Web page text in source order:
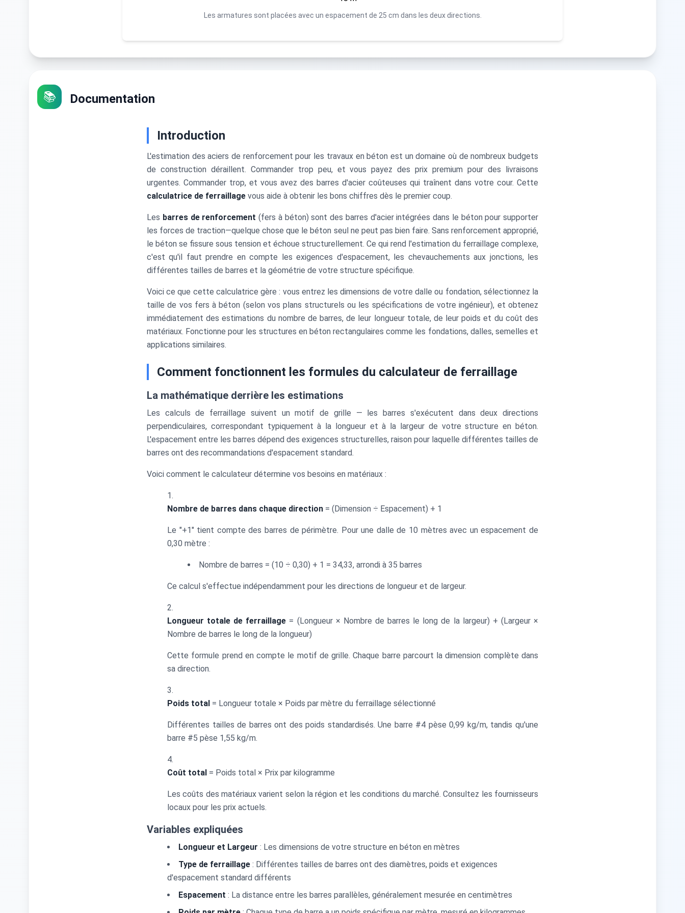
Les armatures sont placées avec un espacement de 25 cm dans les deux directions.
📚 Documentation
Introduction
L'estimation des aciers de renforcement pour les travaux en béton est un domaine où de nombreux budgets
de construction déraillent. Commander trop peu, et vous payez des prix premium pour des livraisons
urgentes. Commander trop, et vous avez des barres d'acier coûteuses qui traînent dans votre cour. Cette
calculatrice de ferraillage vous aide à obtenir les bons chiffres dès le premier coup.
Les barres de renforcement (fers à béton) sont des barres d'acier intégrées dans le béton pour supporter
les forces de traction—quelque chose que le béton seul ne peut pas bien faire. Sans renforcement approprié,
le béton se fissure sous tension et échoue structurellement. Ce qui rend l'estimation du ferraillage complexe,
c'est qu'il faut prendre en compte les exigences d'espacement, les chevauchements aux jonctions, les
différentes tailles de barres et la géométrie de votre structure spécifique.
Voici ce que cette calculatrice gère : vous entrez les dimensions de votre dalle ou fondation, sélectionnez la
taille de vos fers à béton (selon vos plans structurels ou les spécifications de votre ingénieur), et obtenez
immédiatement des estimations du nombre de barres, de leur longueur totale, de leur poids et du coût des
matériaux. Fonctionne pour les structures en béton rectangulaires comme les fondations, dalles, semelles et
applications similaires.
Comment fonctionnent les formules du calculateur de ferraillage
La mathématique derrière les estimations
Les calculs de ferraillage suivent un motif de grille — les barres s'exécutent dans deux directions
perpendiculaires, correspondant typiquement à la longueur et à la largeur de votre structure en béton.
L'espacement entre les barres dépend des exigences structurelles, raison pour laquelle différentes tailles de
barres ont des recommandations d'espacement standard.
Voici comment le calculateur détermine vos besoins en matériaux :
Nombre de barres dans chaque direction = (Dimension ÷ Espacement) + 1
Le "+1" tient compte des barres de périmètre. Pour une dalle de 10 mètres avec un espacement de
0,30 mètre :
Nombre de barres = (10 ÷ 0,30) + 1 = 34,33, arrondi à 35 barres
Ce calcul s'effectue indépendamment pour les directions de longueur et de largeur.
Longueur totale de ferraillage = (Longueur × Nombre de barres le long de la largeur) + (Largeur ×
Nombre de barres le long de la longueur)
Cette formule prend en compte le motif de grille. Chaque barre parcourt la dimension complète dans
sa direction.
Poids total = Longueur totale × Poids par mètre du ferraillage sélectionné
Différentes tailles de barres ont des poids standardisés. Une barre #4 pèse 0,99 kg/m, tandis qu'une
barre #5 pèse 1,55 kg/m.
Coût total = Poids total × Prix par kilogramme
Les coûts des matériaux varient selon la région et les conditions du marché. Consultez les fournisseurs
locaux pour les prix actuels.
Variables expliquées
Longueur et Largeur : Les dimensions de votre structure en béton en mètres
Type de ferraillage : Différentes tailles de barres ont des diamètres, poids et exigences
d'espacement standard différents
Espacement : La distance entre les barres parallèles, généralement mesurée en centimètres